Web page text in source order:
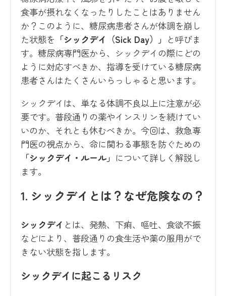
食事が摂れなくなったりしたことはありません
か？このように、糖尿病患者さんが体調を崩し
た状態を 「シックデイ（Sick Day）」 と呼びま
す。糖尿病専門医から、シックデイの際にどの
ように対応すべきか、指導を受けている糖尿病
患者さんはたくさんいらっしゃると思います。
シックデイは、単なる体調不良以上に注意が必
要です。普段通りの薬やインスリンを続けてい
いのか、それとも休むべきか。今回は、救急専
門医の視点から、命に関わる事態を防ぐための
「シックデイ・ルール」 について詳しく解説し
ます。
1. シックデイとは？なぜ危険なの？
シックデイ とは、発熱、下痢、嘔吐、食欲不振
などにより、普段通りの食生活や薬の服用がで
きない状態を指します。
シックデイに起こるリスク